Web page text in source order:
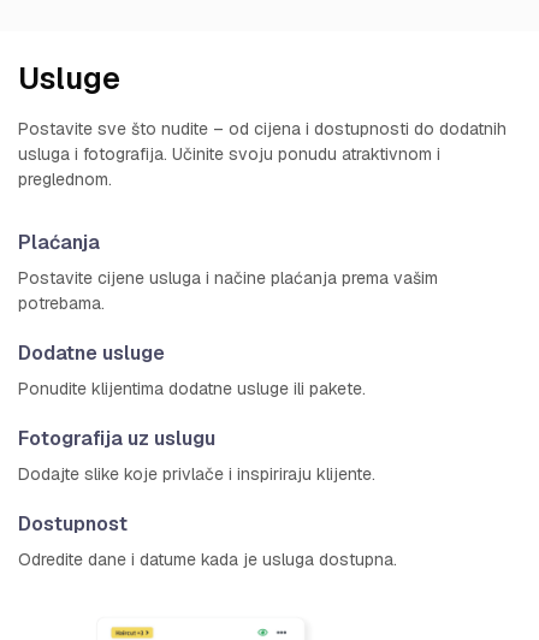
Usluge
Postavite sve što nudite – od cijena i dostupnosti do dodatnih
usluga i fotografija. Učinite svoju ponudu atraktivnom i
preglednom.
Plaćanja
Postavite cijene usluga i načine plaćanja prema vašim
potrebama.
Dodatne usluge
Ponudite klijentima dodatne usluge ili pakete.
Fotografija uz uslugu
Dodajte slike koje privlače i inspiriraju klijente.
Dostupnost
Odredite dane i datume kada je usluga dostupna.